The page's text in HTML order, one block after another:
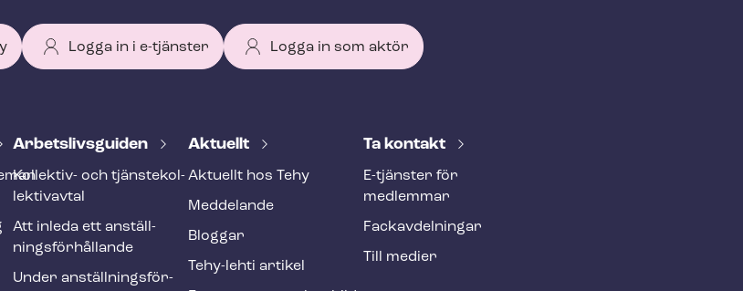
Logga in i e-tjänster Logga in som aktör
Ar­bets­livs­gui­den
Kollektiv- och tjäns­te­kol­
lek­tivav­tal
Att inleda ett an­ställ­
nings­för­hål­lan­de
Under an­ställ­nings­för­
Aktuellt
Aktuellt hos Tehy
Meddelande
Bloggar
Tehy-lehti artikel
Ta kontakt
E-tjänster för
medlemmar
Fackav­del­ning­ar
Till medier